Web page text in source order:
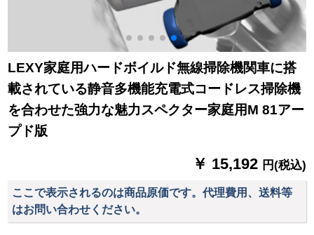
LEXY家庭用ハードボイルド無線掃除機関車に搭
載されている静音多機能充電式コードレス掃除機
を合わせた強力な魅力スペクター家庭用M 81アー
プド版
￥ 15,192 円(税込)
ここで表示されるのは商品原価です。代理費用、送料等
はお問い合わせください。